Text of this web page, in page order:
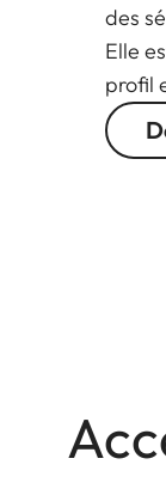
des
Elle
profil